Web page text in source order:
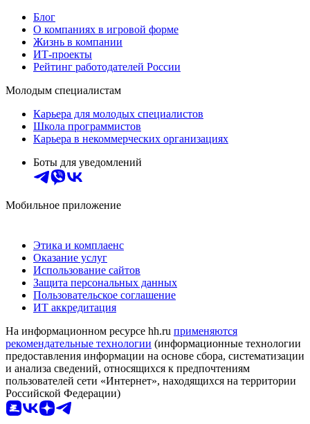
Блог
О компаниях в игровой форме
Жизнь в компании
ИТ-проекты
Рейтинг работодателей России
Молодым специалистам
Карьера для молодых специалистов
Школа программистов
Карьера в некоммерческих организациях
Боты для уведомлений
Мобильное приложение
Этика и комплаенс
Оказание услуг
Использование сайтов
Защита персональных данных
Пользовательское соглашение
ИТ аккредитация
На информационном ресурсе hh.ru применяются
рекомендательные технологии (информационные технологии
предоставления информации на основе сбора, систематизации
и анализа сведений, относящихся к предпочтениям
пользователей сети «Интернет», находящихся на территории
Российской Федерации)